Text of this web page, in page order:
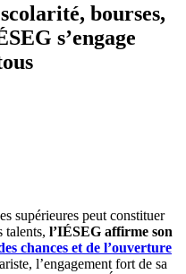
bourses,
s’engage
supérieures peut constituer
talents, l’IÉSEG affirme son
chances et de l’ouverture
l’engagement fort de sa